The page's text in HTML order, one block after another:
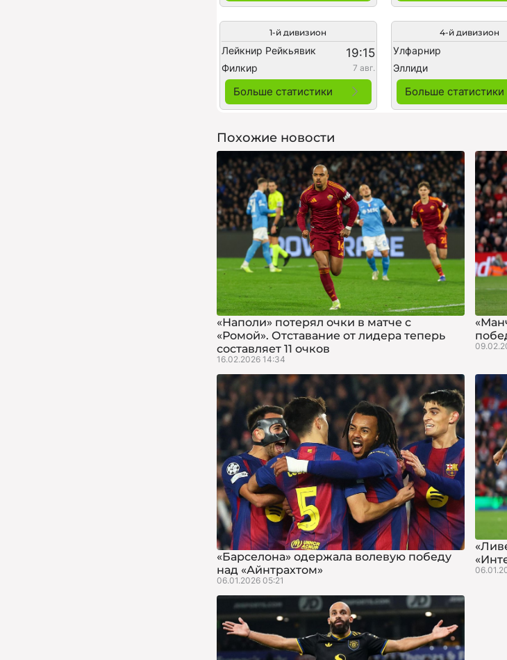
1-й дивизион
Лейкнир Рейкьявик 19:15
Филкир 7 авг.
Больше статистики
4-й дивизион
Улфарнир
Эллиди
Больше статистики
Похожие новости
«Наполи» потерял очки в матче с
«Ромой». Отставание от лидера теперь
составляет 11 очков
16.02.2026 14:34
«Барселона» одержала волевую победу
над «Айнтрахтом»
06.01.2026 05:21